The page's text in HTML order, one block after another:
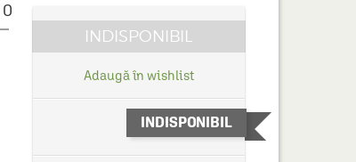
0
INDISPONIBIL
Adaugă în wishlist
INDISPONIBIL